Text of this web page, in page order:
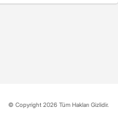
© Copyright 2026 Tüm Hakları Gizlidir.